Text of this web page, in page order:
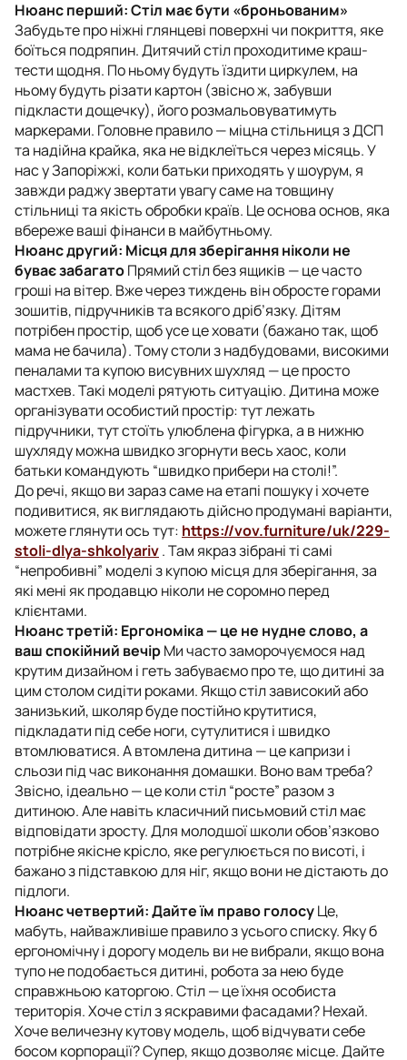
Нюанс перший: Стіл має бути «броньованим»
Забудьте про ніжні глянцеві поверхні чи покриття, яке
боїться подряпин. Дитячий стіл проходитиме краш-
тести щодня. По ньому будуть їздити циркулем, на
ньому будуть різати картон (звісно ж, забувши
підкласти дощечку), його розмальовуватимуть
маркерами. Головне правило — міцна стільниця з ДСП
та надійна крайка, яка не відклеїться через місяць. У
нас у Запоріжжі, коли батьки приходять у шоурум, я
завжди раджу звертати увагу саме на товщину
стільниці та якість обробки країв. Це основа основ, яка
вбереже ваші фінанси в майбутньому.
Нюанс другий: Місця для зберігання ніколи не
буває забагатоПрямий стіл без ящиків — це часто
гроші на вітер. Вже через тиждень він обросте горами
зошитів, підручників та всякого дріб’язку. Дітям
потрібен простір, щоб усе це ховати (бажано так, щоб
мама не бачила). Тому столи з надбудовами, високими
пеналами та купою висувних шухляд — це просто
мастхев. Такі моделі рятують ситуацію. Дитина може
організувати особистий простір: тут лежать
підручники, тут стоїть улюблена фігурка, а в нижню
шухляду можна швидко згорнути весь хаос, коли
батьки командують “швидко прибери на столі!”.
До речі, якщо ви зараз саме на етапі пошуку і хочете
подивитися, як виглядають дійсно продумані варіанти,
можете глянути ось тут: https://vov.furniture/uk/229-
stoli-dlya-shkolyariv. Там якраз зібрані ті самі
“непробивні” моделі з купою місця для зберігання, за
які мені як продавцю ніколи не соромно перед
клієнтами.
Нюанс третій: Ергономіка — це не нудне слово, а
ваш спокійний вечірМи часто заморочуємося над
крутим дизайном і геть забуваємо про те, що дитині за
цим столом сидіти роками. Якщо стіл зависокий або
занизький, школяр буде постійно крутитися,
підкладати під себе ноги, сутулитися і швидко
втомлюватися. А втомлена дитина — це капризи і
сльози під час виконання домашки. Воно вам треба?
Звісно, ідеально — це коли стіл “росте” разом з
дитиною. Але навіть класичний письмовий стіл має
відповідати зросту. Для молодшої школи обов’язково
потрібне якісне крісло, яке регулюється по висоті, і
бажано з підставкою для ніг, якщо вони не дістають до
підлоги.
Нюанс четвертий: Дайте їм право голосуЦе,
мабуть, найважливіше правило з усього списку. Яку б
ергономічну і дорогу модель ви не вибрали, якщо вона
тупо не подобається дитині, робота за нею буде
справжньою каторгою. Стіл — це їхня особиста
територія. Хоче стіл з яскравими фасадами? Нехай.
Хоче величезну кутову модель, щоб відчувати себе
босом корпорації? Супер, якщо дозволяє місце. Дайте